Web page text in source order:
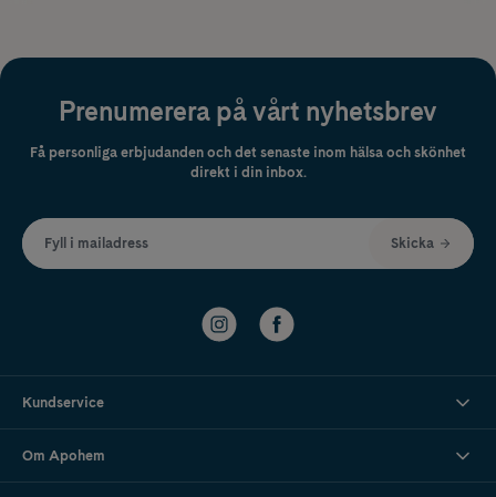
Prenumerera på vårt nyhetsbrev
Få personliga erbjudanden och det senaste inom hälsa och skönhet
direkt i din inbox.
Fyll i mailadress Skicka
Kundservice
Om Apohem